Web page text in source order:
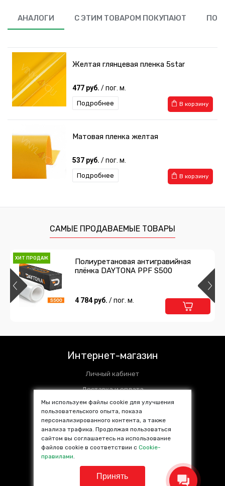
АНАЛОГИ С ЭТИМ ТОВАРОМ ПОКУПАЮТ
Желтая глянцевая пленка 5star
477 руб. / пог. м.
В корзину
Подробнее
Матовая пленка желтая
537 руб. / пог. м.
В корзину
Подробнее
САМЫЕ ПРОДАВАЕМЫЕ ТОВАРЫ
ХИТ ПРОДАЖ
Полиуретановая антигравийная
плёнка DAYTONA PPF S500
4 784 руб. / пог. м.
Интернет-магазин
Личный кабинет
Доставка и оплата
Установочные центры
Контакты
SALE %
Популярные товары
Мы используем файлы cookie для улучшения
пользовательского опыта, показа
персонализированного контента, а также
анализа трафика. Продолжая пользоваться
сайтом вы соглашаетесь на использование
файлов cookie в соответствии сCookie-
правилами.
Принять